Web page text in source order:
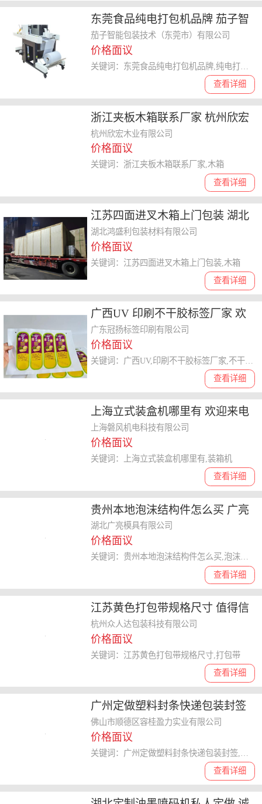
东莞食品纯电打包机品牌 茄子智
能包装技术供应
茄子智能包装技术（东莞市）有限公司
价格面议
查看详细
关键词：东莞食品纯电打包机品牌,纯电打包机
浙江夹板木箱联系厂家 杭州欣宏
木业供应
杭州欣宏木业有限公司
价格面议
查看详细
关键词：浙江夹板木箱联系厂家,木箱
江苏四面进叉木箱上门包装 湖北
鸿盛利包装材料供应
湖北鸿盛利包装材料有限公司
价格面议
查看详细
关键词：江苏四面进叉木箱上门包装,木箱
广西UV 印刷不干胶标签厂家 欢
迎咨询 广东冠扬标签印刷供应
广东冠扬标签印刷有限公司
价格面议
查看详细
上海立式装盒机哪里有 欢迎来电
上海磐风机电科技供应
上海磐风机电科技有限公司
价格面议
查看详细
关键词：上海立式装盒机哪里有,装箱机
贵州本地泡沫结构件怎么买 广亮
模具供应
湖北广亮模具有限公司
价格面议
查看详细
关键词：贵州本地泡沫结构件怎么买,泡沫结构件
江苏黄色打包带规格尺寸 值得信
赖 杭州众人达包装科技供应
杭州众人达包装科技有限公司
价格面议
查看详细
关键词：江苏黄色打包带规格尺寸,打包带
广州定做塑料封条快递包装封签
佛山市顺德区容桂盈力实业供应
佛山市顺德区容桂盈力实业有限公司
价格面议
查看详细